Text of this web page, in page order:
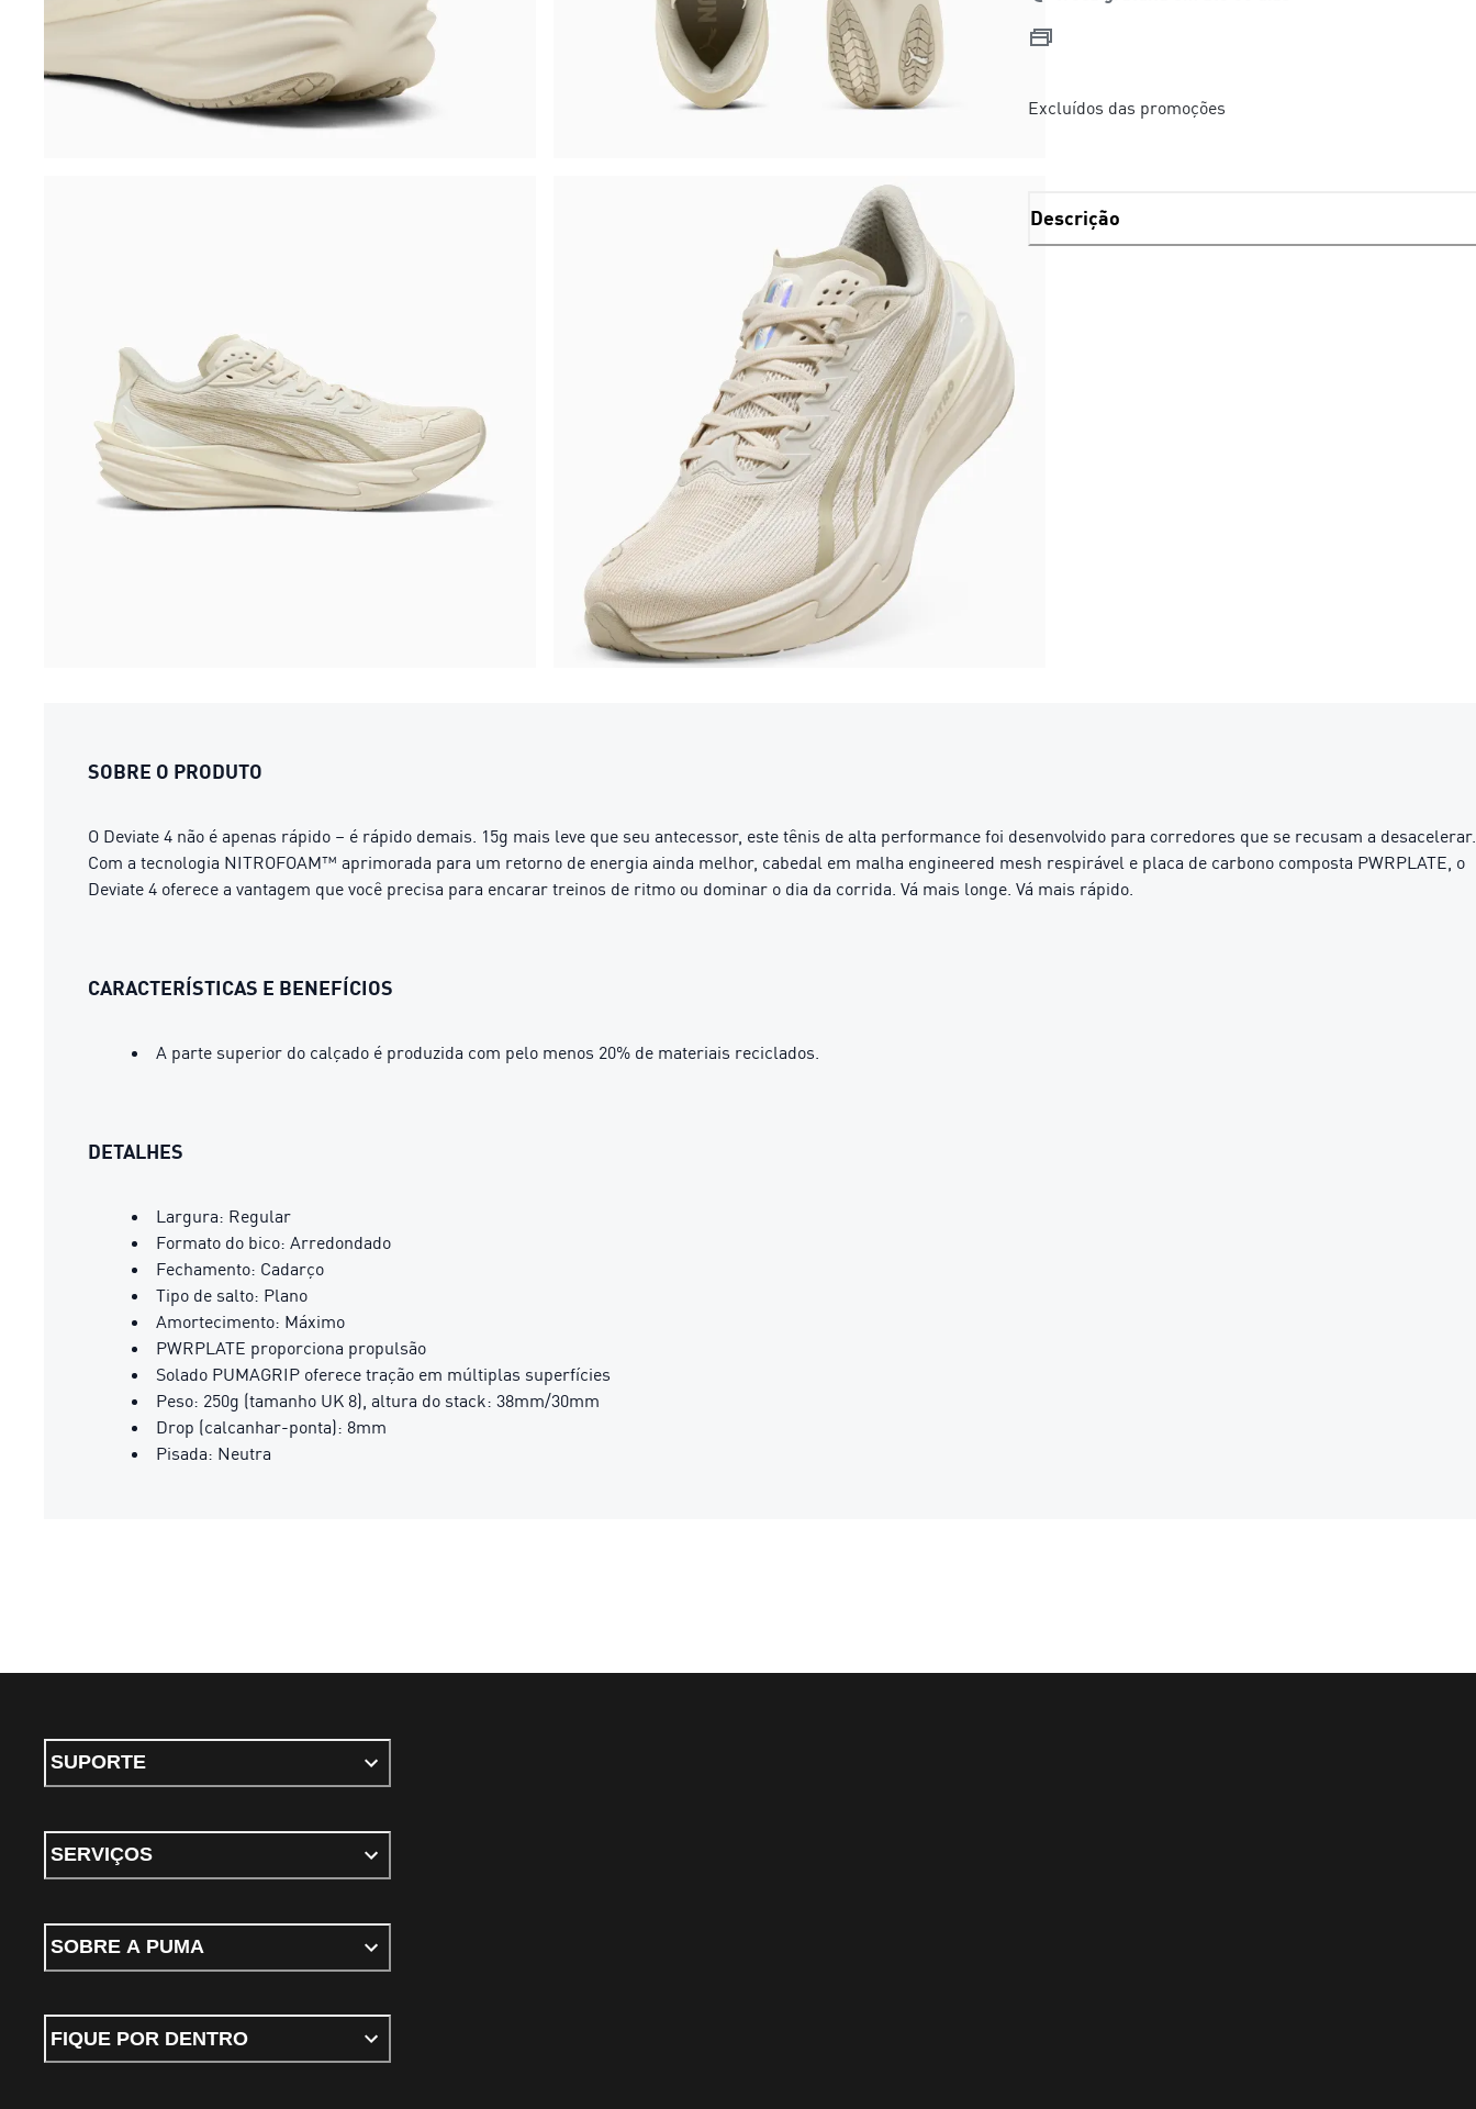
Excluídos das promoções
Descrição
SOBRE O PRODUTO
O Deviate 4 não é apenas rápido – é rápido demais. 15g mais leve que seu antecessor, este tênis de alta performance foi desenvolvido para corredores que se recusam a desacelerar.
Com a tecnologia NITROFOAM™ aprimorada para um retorno de energia ainda melhor, cabedal em malha engineered mesh respirável e placa de carbono composta PWRPLATE, o
Deviate 4 oferece a vantagem que você precisa para encarar treinos de ritmo ou dominar o dia da corrida. Vá mais longe. Vá mais rápido.
CARACTERÍSTICAS E BENEFÍCIOS
A parte superior do calçado é produzida com pelo menos 20% de materiais reciclados.
DETALHES
Largura: Regular
Formato do bico: Arredondado
Fechamento: Cadarço
Tipo de salto: Plano
Amortecimento: Máximo
PWRPLATE proporciona propulsão
Solado PUMAGRIP oferece tração em múltiplas superfícies
Peso: 250g (tamanho UK 8), altura do stack: 38mm/30mm
Drop (calcanhar-ponta): 8mm
Pisada: Neutra
SUPORTE
SERVIÇOS
SOBRE A PUMA
FIQUE POR DENTRO